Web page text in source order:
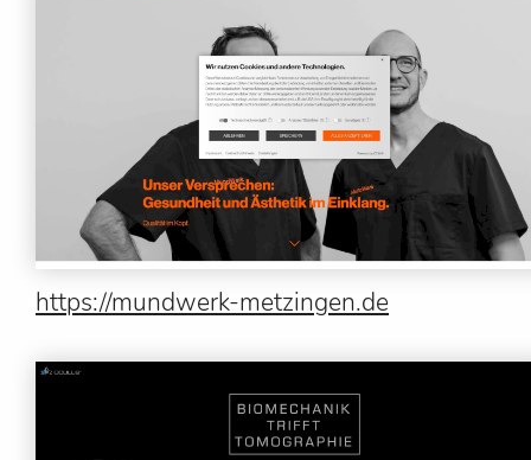
https://mundwerk-metzingen.de